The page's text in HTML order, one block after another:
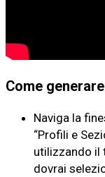
Come
Naviga la
“Profili e
utilizzando il
dovrai